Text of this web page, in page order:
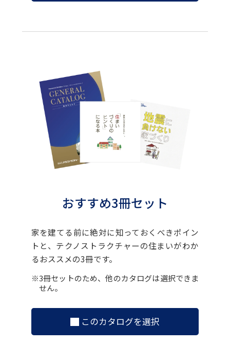
おすすめ3冊セット
家を建てる前に絶対に知っておくべきポイン
トと、テクノストラクチャーの住まいがわか
るおススメの3冊です。
※3冊セットのため、他のカタログは選択できま
せん。
このカタログを選択